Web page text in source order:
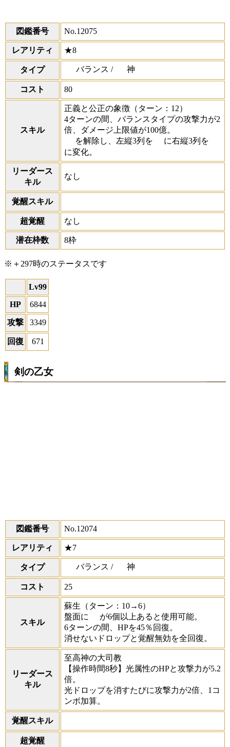
図鑑番号 No.12075
レアリティ ★8
タイプ バランス / 神
コスト 80
スキル
正義と公正の象徴 （ターン：12）
4ターンの間、バランスタイプの攻撃力が2
倍、ダメージ上限値が100億。
を解除し、左縦3列を
に右縦3列を
に変化。
リーダース
キル
なし
覚醒スキル
超覚醒 なし
潜在枠数 8枠
※＋297時のステータスです
Lv99
HP
6844
攻撃 3349
回復 671
剣の乙女
図鑑番号 No.12074
レアリティ ★7
タイプ バランス / 神
コスト 25
スキル
蘇生 （ターン：10→6）
盤面に
が6個以上あると使用可能。
6ターンの間、HPを45％回復。
消せないドロップと覚醒無効を全回復。
リーダース
キル
至高神の大司教
【操作時間8秒】光属性のHPと攻撃力が5.2
倍。
光ドロップを消すたびに攻撃力が2倍、1コ
ンボ加算。
覚醒スキル
超覚醒